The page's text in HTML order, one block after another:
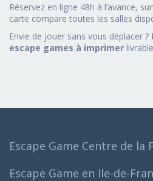
Réservez en ligne 48h à l’avance,
carte compare toutes les salles
Envie de jouer sans vous déplacer ?
escape games à imprimer
Escape Game Centre de la
Escape Game en Ile-de-